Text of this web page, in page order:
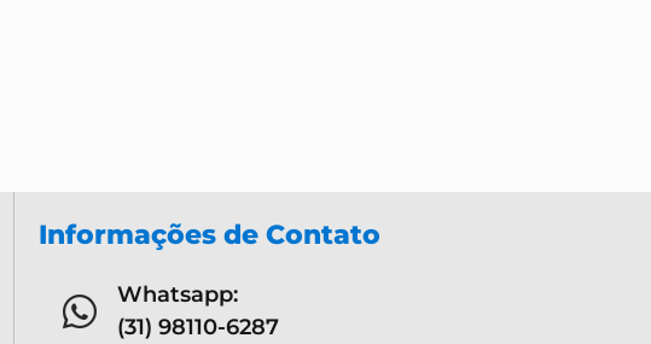
Informações de Contato
Whatsapp:
(31) 98110-6287